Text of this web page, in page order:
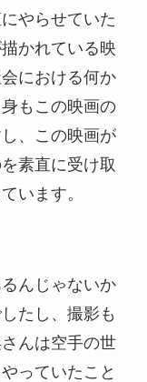
やらせていた
かれている映
における何か
もこの映画の
、この映画が
素直に受け取
います。
んじゃないか
たし、撮影も
んは空手の世
っていたこと